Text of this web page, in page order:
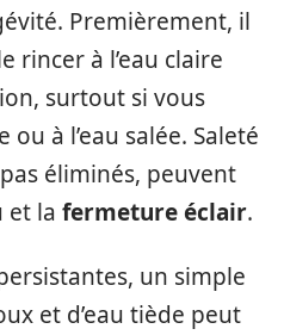
Premièrement, il
rincer à l’eau claire
surtout si vous
ou à l’eau salée. Saleté
éliminés, peuvent
et la fermeture éclair.
un simple
et d’eau tiède peut